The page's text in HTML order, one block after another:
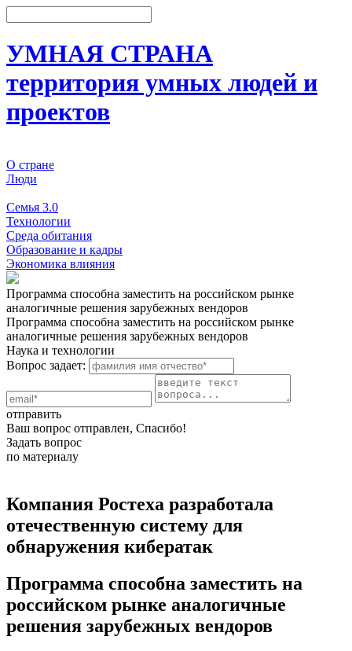
УМНАЯ СТРАНА
территория умных людей и
проектов
О стране
Люди
Семья 3.0
Технологии
Среда обитания
Образование и кадры
Экономика влияния
Программа способна заместить на российском рынке
аналогичные решения зарубежных вендоров
Программа способна заместить на российском рынке
аналогичные решения зарубежных вендоров
Наука и технологии
Вопрос задает:
отправить
Ваш вопрос отправлен, Спасибо!
Задать вопрос
по материалу
Компания Ростеха разработала
отечественную систему для
обнаружения кибератак
Программа способна заместить на
российском рынке аналогичные
решения зарубежных вендоров